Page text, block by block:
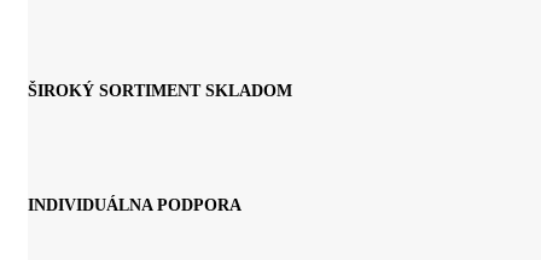
ŠIROKÝ SORTIMENT SKLADOM
INDIVIDUÁLNA PODPORA